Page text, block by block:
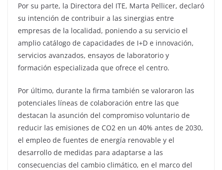
Por su parte, la Directora del ITE, Marta Pellicer, declaró
su intención de contribuir a las sinergias entre
empresas de la localidad, poniendo a su servicio el
amplio catálogo de capacidades de I+D e innovación,
servicios avanzados, ensayos de laboratorio y
formación especializada que ofrece el centro.
Por último, durante la firma también se valoraron las
potenciales líneas de colaboración entre las que
destacan la asunción del compromiso voluntario de
reducir las emisiones de CO2 en un 40% antes de 2030,
el empleo de fuentes de energía renovable y el
desarrollo de medidas para adaptarse a las
consecuencias del cambio climático, en el marco del